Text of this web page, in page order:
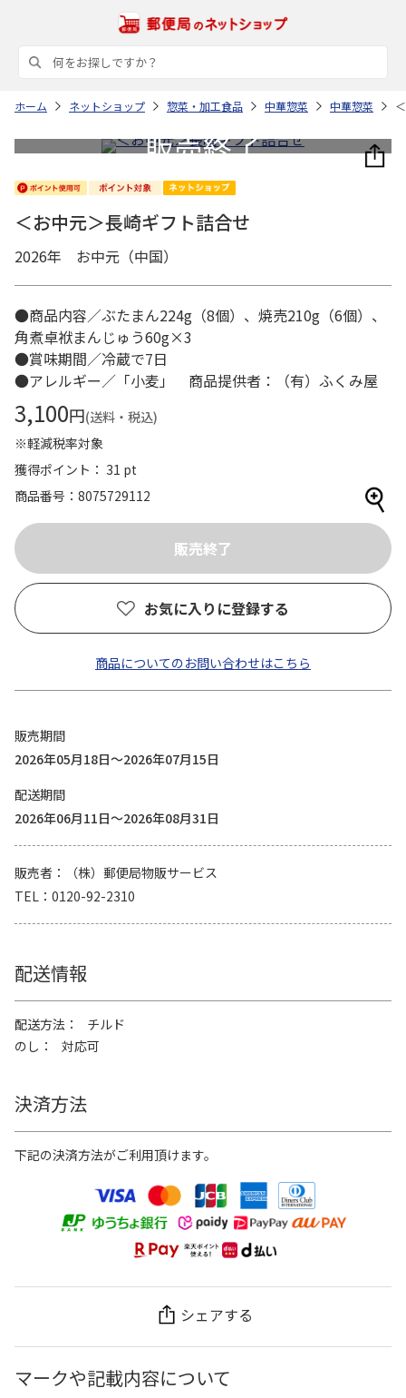
ホーム ネットショップ 惣菜・加工食品 中華惣菜 中華惣菜
＜お中元＞長崎ギフト詰合せ
2026年 お中元（中国）
●商品内容／ぶたまん224g（8個）、焼売210g（6個）、
角煮卓袱まんじゅう60g×3
●賞味期間／冷蔵で7日
●アレルギー／「小麦」 商品提供者：（有）ふくみ屋
3,100円(送料・税込)
※軽減税率対象
獲得ポイント： 31 pt
商品番号
8075729112
お気に入りに登録する
商品についてのお問い合わせはこちら
販売期間
2026年05月18日～2026年07月15日
配送期間
2026年06月11日～2026年08月31日
販売者
（株）郵便局物販サービス
TEL
0120-92-2310
配送情報
配送方法
チルド
のし
対応可
決済方法
下記の決済方法がご利用頂けます。
シェアする
マークや記載内容について